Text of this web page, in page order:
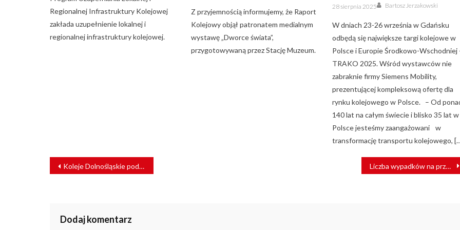
Regionalnej Infrastruktury Kolejowej
zakłada uzupełnienie lokalnej i
regionalnej infrastruktury kolejowej.
Z przyjemnością informujemy, że Raport
Kolejowy objął patronatem medialnym
wystawę „Dworce świata”,
przygotowywaną przez Stację Muzeum.
Posted
on
28 sierpnia 2025 Author
Bartosz Jerzakowski
W dniach 23-26 września w Gdańsku
odbędą się największe targi kolejowe w
Polsce i Europie Środkowo-Wschodniej
TRAKO 2025. Wśród wystawców nie
zabraknie firmy Siemens Mobility,
prezentującej kompleksową ofertę dla
rynku kolejowego w Polsce. – Od
140 lat na całym świecie i blisko 35 lat w
Polsce jesteśmy zaangażowani w
transformację transportu kolejowego,
NAWIGACJA
WPISU
Koleje Dolnośląskie podsumowały rok 2019. Padł rekord! Liczba wypadków na przejazdach kolejowych spadła. Poziom bezpieczeństwa na kolei rośnie
Dodaj komentarz